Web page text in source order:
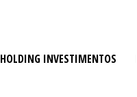
HOLDING INVESTIMENTOS